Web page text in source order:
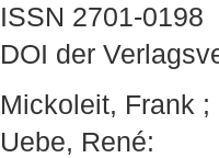
ISSN 2701-0198
DOI der
Mickoleit, Frank ;
Uebe, René: